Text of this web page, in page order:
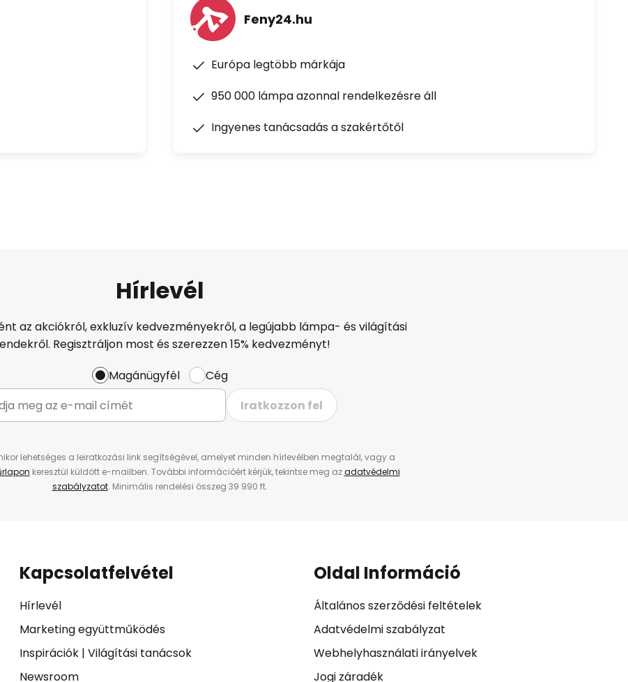
Feny24.hu
Európa legtöbb márkája
950 000 lámpa azonnal rendelkezésre áll
Ingyenes tanácsadás a szakértőtől
Hírlevél
az akciókról, exkluzív kedvezményekről, a legújabb lámpa- és világítási
Regisztráljon most és szerezzen 15% kedvezményt!
Magánügyfél
Cég
Iratkozzon fel
lehetséges a leiratkozási link segítségével, amelyet minden hírlevélben megtalál, vagy a
keresztül küldött e-mailben. További információért kérjük, tekintse meg azadatvédelmi
szabályzatot. Minimális rendelési összeg 39 990 ft.
Kapcsolatfelvétel
Hírlevél
Marketing együttműködés
Inspirációk| Világítási tanácsok
Newsroom
Oldal Információ
Általános szerződési feltételek
Adatvédelmi szabályzat
Webhelyhasználati irányelvek
Jogi záradék